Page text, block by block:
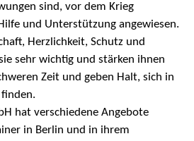
sind, vor dem Krieg
und Unterstützung angewiesen.
Herzlichkeit, Schutz und
sehr wichtig und stärken ihnen
Zeit und geben Halt, sich in
hat verschiedene Angebote
in Berlin und in ihrem